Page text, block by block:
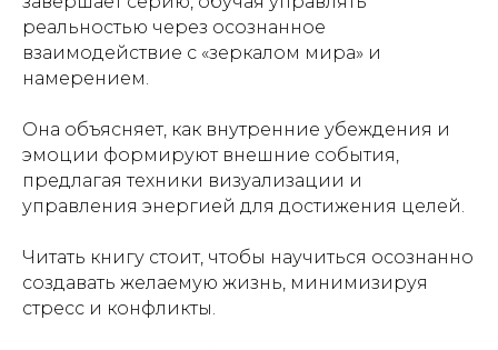
реальностью через осознанное
взаимодействие с «зеркалом мира» и
намерением.
Она объясняет, как внутренние убеждения и
эмоции формируют внешние события,
предлагая техники визуализации и
управления энергией для достижения целей.
Читать книгу стоит, чтобы научиться осознанно
создавать желаемую жизнь, минимизируя
стресс и конфликты.